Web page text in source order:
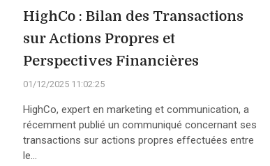
HighCo : Bilan des Transactions
sur Actions Propres et
Perspectives Financières
01/12/2025 11:02:25
HighCo, expert en marketing et communication, a
récemment publié un communiqué concernant ses
transactions sur actions propres effectuées entre
le...